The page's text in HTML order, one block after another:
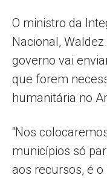
O ministro da
Nacional,
governo vai
que forem
humanitária no
“Nos
municípios só
aos recursos, é